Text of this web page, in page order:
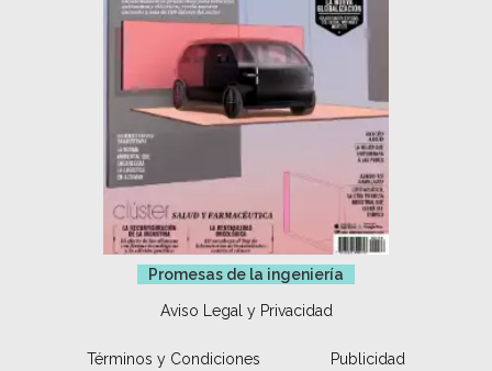
Promesas de la ingeniería
Aviso Legal y Privacidad
Términos y Condiciones Publicidad